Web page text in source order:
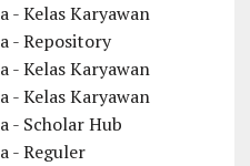
- Kelas Karyawan
- Repository
- Kelas Karyawan
- Kelas Karyawan
- Scholar Hub
- Reguler